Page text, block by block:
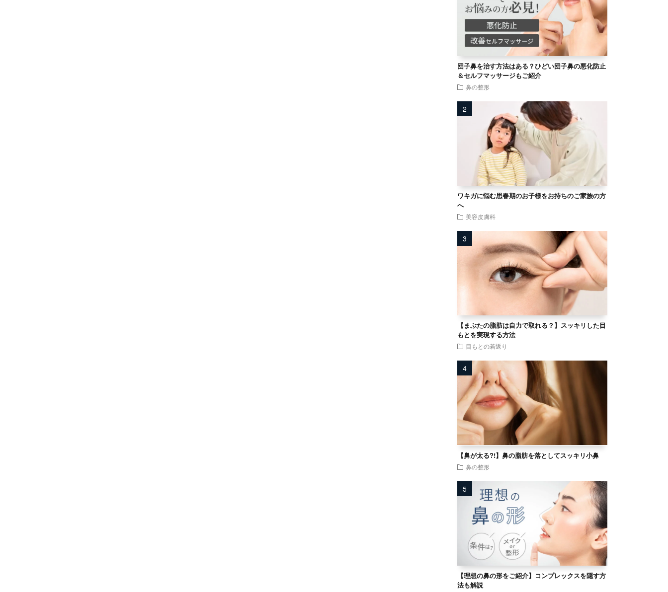
団子鼻を治す方法はある？ひどい団子鼻の悪化防止
＆セルフマッサージもご紹介
鼻の整形
ワキガに悩む思春期のお子様をお持ちのご家族の方
へ
美容皮膚科
【まぶたの脂肪は自力で取れる？】スッキリした目
もとを実現する方法
目もとの若返り
【鼻が太る?!】鼻の脂肪を落としてスッキリ小鼻
鼻の整形
【理想の鼻の形をご紹介】コンプレックスを隠す方
法も解説